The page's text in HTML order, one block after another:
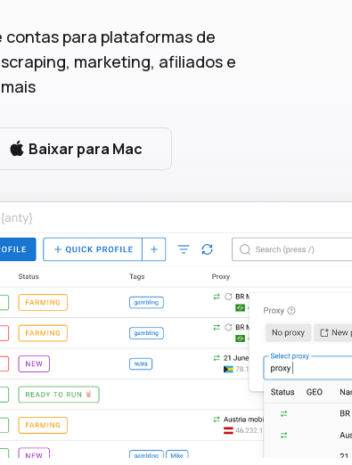
para plataformas de
marketing, afiliados e
Baixar para Mac